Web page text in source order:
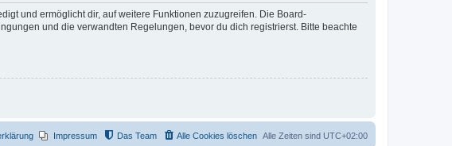
und ermöglicht dir, auf weitere Funktionen zuzugreifen. Die Board-
und die verwandten Regelungen, bevor du dich registrierst. Bitte beachte
Alle Zeiten sind UTC+02:00
Alle Cookies löschen
Das Team
Impressum